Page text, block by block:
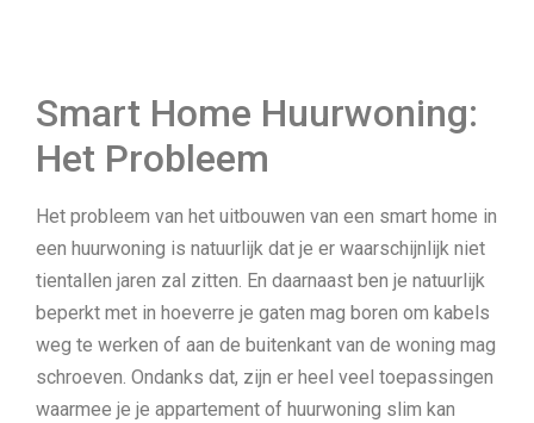
Smart Home Huurwoning:
Het Probleem
Het probleem van het uitbouwen van een smart home in
een huurwoning is natuurlijk dat je er waarschijnlijk niet
tientallen jaren zal zitten. En daarnaast ben je natuurlijk
beperkt met in hoeverre je gaten mag boren om kabels
weg te werken of aan de buitenkant van de woning mag
schroeven. Ondanks dat, zijn er heel veel toepassingen
waarmee je je appartement of huurwoning slim kan